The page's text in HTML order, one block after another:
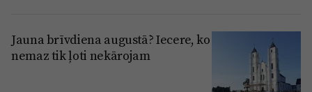
Jauna brīvdiena augustā? Iecere, ko
nemaz tik ļoti nekārojam